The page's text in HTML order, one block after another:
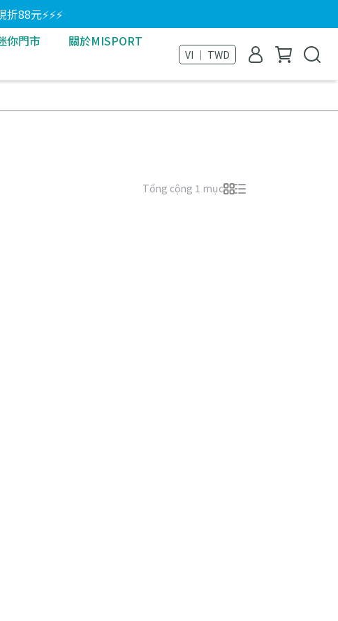
88元⚡⚡⚡
你門市
關於MISPORT
VI ｜ TWD
Tổng cộng 1 mục